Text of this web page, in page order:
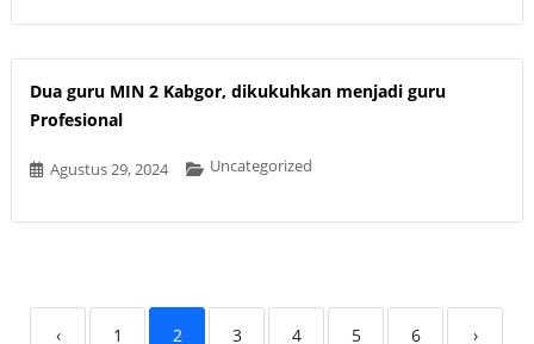
Dua guru MIN 2 Kabgor, dikukuhkan menjadi guru
Profesional
Agustus 29, 2024 Uncategorized
‹ 1 2 3 4 5 6 ›